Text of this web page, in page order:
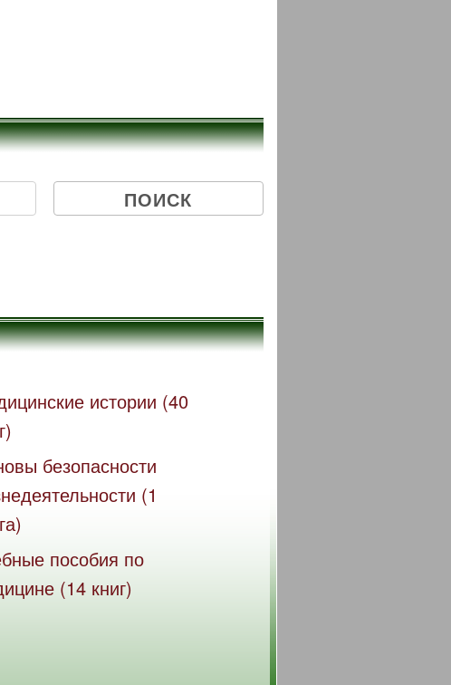
истории (40
безопасности
(1
пособия по
(14 книг)